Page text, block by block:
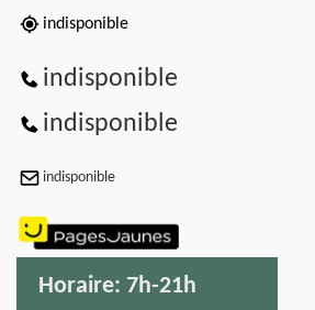
indisponible
indisponible
indisponible
indisponible
Horaire: 7h-21h